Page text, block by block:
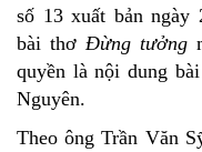
số 13 xuất bản ngày
bài thơ Đừng tưởng
quyền là nội dung
Nguyên.
Theo ông Trần Văn